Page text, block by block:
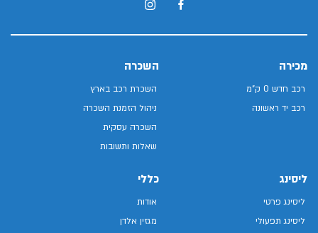
מכירה
רכב חדש 0 ק"מ
רכב יד ראשונה
השכרה
השכרת רכב בארץ
ניהול הזמנת השכרה
השכרה עסקית
שאלות ותשובות
ליסינג
ליסינג פרטי
ליסינג תפעולי
כללי
אודות
מגזין אלדן